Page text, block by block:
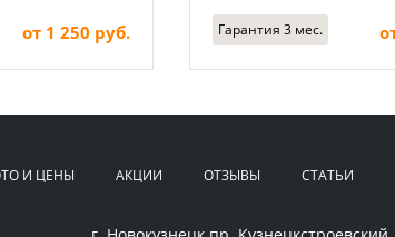
от 1 250 руб. Гарантия 3 мес.
И ЦЕНЫ АКЦИИ ОТЗЫВЫ СТАТЬИ